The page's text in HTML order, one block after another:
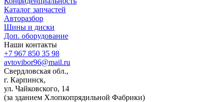
Каталог запчастей
Авторазбор
Шины и диски
Доп. оборудование
Наши контакты
+7 967 850 35 98
avtovibor96@mail.ru
Свердловская обл.,
г. Карпинск,
ул. Чайковского, 14
(за зданием Хлопкопрядильной Фабрики)